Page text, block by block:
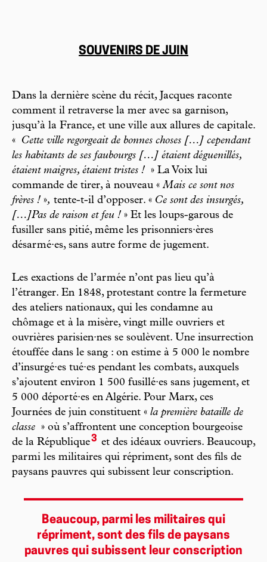
SOUVENIRS DE JUIN
Dans la dernière scène du récit, Jacques raconte
comment il retraverse la mer avec sa garnison,
jusqu’à la France, et une ville aux allures de capitale.
«
Cette ville regorgeait de bonnes choses […] cependant
les habitants de ses faubourgs […] étaient déguenillés,
étaient maigres, étaient tristes ! » La Voix lui
commande de tirer, à nouveau «Mais ce sont nos
frères ! », tente-t-il d’opposer. « Ce sont des insurgés,
[…]Pas de raison et feu ! » Et les loups-garous de
fusiller sans pitié, même les prisonniers·ères
désarmé·es, sans autre forme de jugement.
Les exactions de l’armée n’ont pas lieu qu’à
l’étranger. En 1848, protestant contre la fermeture
des ateliers nationaux, qui les condamne au
chômage et à la misère, vingt mille ouvriers et
ouvrières parisien·nes se soulèvent. Une insurrection
étouffée dans le sang : on estime à 5 000 le nombre
d’insurgé·es tué·es pendant les combats, auxquels
s’ajoutent environ 1 500 fusillé·es sans jugement, et
5 000 déporté·es en Algérie. Pour Marx, ces
Journées de juin constituent « la première bataille de
classe » où s’affrontent une conception bourgeoise
de la République3 et des idéaux ouvriers. Beaucoup,
parmi les militaires qui répriment, sont des fils de
paysans pauvres qui subissent leur conscription.
Beaucoup, parmi les militaires qui
répriment, sont des fils de paysans
pauvres qui subissent leur conscription